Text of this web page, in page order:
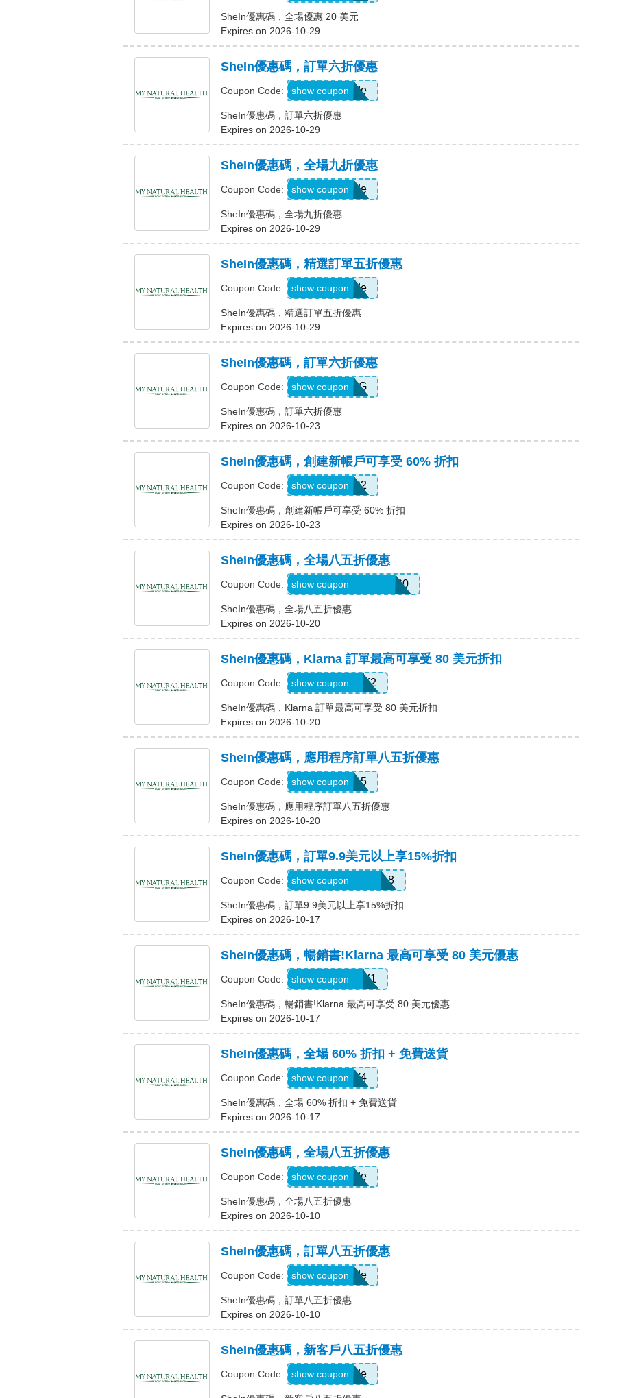
SheIn優惠碼，全場優惠 20 美元
Expires on 2026-10-29
SheIn優惠碼，訂單六折優惠
Coupon Code: Show Code
show coupon
SheIn優惠碼，訂單六折優惠
Expires on 2026-10-29
SheIn優惠碼，全場九折優惠
Coupon Code: Show Code
show coupon
SheIn優惠碼，全場九折優惠
Expires on 2026-10-29
SheIn優惠碼，精選訂單五折優惠
Coupon Code: Show Code
show coupon
SheIn優惠碼，精選訂單五折優惠
Expires on 2026-10-29
SheIn優惠碼，訂單六折優惠
Coupon Code: T5K539G
show coupon
SheIn優惠碼，訂單六折優惠
Expires on 2026-10-23
SheIn優惠碼，創建新帳戶可享受 60% 折扣
Coupon Code: SWHC2
show coupon
SheIn優惠碼，創建新帳戶可享受 60% 折扣
Expires on 2026-10-23
SheIn優惠碼，全場八五折優惠
Coupon Code: S3mermaidinheels360
show coupon
SheIn優惠碼，全場八五折優惠
Expires on 2026-10-20
SheIn優惠碼，Klarna 訂單最高可享受 80 美元折扣
Coupon Code: KLARNAJULY2
show coupon
SheIn優惠碼，Klarna 訂單最高可享受 80 美元折扣
Expires on 2026-10-20
SheIn優惠碼，應用程序訂單八五折優惠
Coupon Code: APP15
show coupon
SheIn優惠碼，應用程序訂單八五折優惠
Expires on 2026-10-20
SheIn優惠碼，訂單9.9美元以上享15%折扣
Coupon Code: A6USquimimo7718
show coupon
SheIn優惠碼，訂單9.9美元以上享15%折扣
Expires on 2026-10-17
SheIn優惠碼，暢銷書!Klarna 最高可享受 80 美元優惠
Coupon Code: KLARNAJULY1
show coupon
SheIn優惠碼，暢銷書!Klarna 最高可享受 80 美元優惠
Expires on 2026-10-17
SheIn優惠碼，全場 60% 折扣 + 免費送貨
Coupon Code: LS8V4
show coupon
SheIn優惠碼，全場 60% 折扣 + 免費送貨
Expires on 2026-10-17
SheIn優惠碼，全場八五折優惠
Coupon Code: Show Code
show coupon
SheIn優惠碼，全場八五折優惠
Expires on 2026-10-10
SheIn優惠碼，訂單八五折優惠
Coupon Code: Show Code
show coupon
SheIn優惠碼，訂單八五折優惠
Expires on 2026-10-10
SheIn優惠碼，新客戶八五折優惠
Coupon Code: Show Code
show coupon